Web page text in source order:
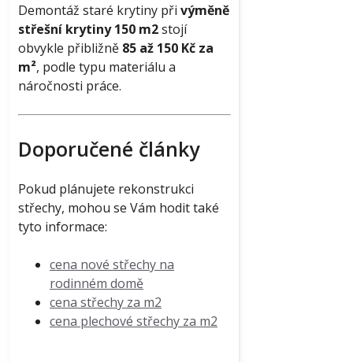
Demontáž staré krytiny při výměně
střešní krytiny 150 m2stojí
obvykle přibližně 85 až 150 Kč za
m², podle typu materiálu a
náročnosti práce.
Doporučené články
Pokud plánujete rekonstrukci
střechy, mohou se Vám hodit také
tyto informace:
cena nové střechy na
rodinném domě
cena střechy za m2
cena plechové střechy za m2